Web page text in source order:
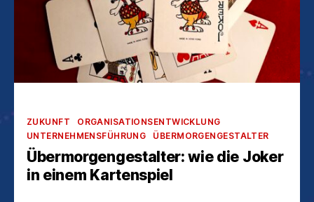
Kategorien
ZUKUNFT
ORGANISATIONSENTWICKLUNG
UNTERNEHMENSFÜHRUNG
ÜBERMORGENGESTALTER
Übermorgengestalter: wie die Joker
in einem Kartenspiel